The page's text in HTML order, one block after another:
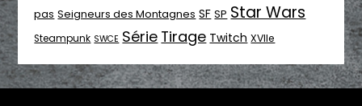
pas Seigneurs des Montagnes SF SP Star Wars
Steampunk SWCE Série Tirage Twitch XVIIe